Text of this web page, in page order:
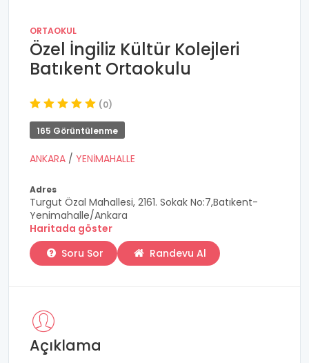
ORTAOKUL
Özel İngiliz Kültür Kolejleri
Batıkent Ortaokulu
(0)
165 Görüntülenme
ANKARA / YENİMAHALLE
Adres
Turgut Özal Mahallesi, 2161. Sokak No:7,Batıkent-
Yenimahalle/Ankara
Haritada göster
Soru Sor
Randevu Al
Açıklama